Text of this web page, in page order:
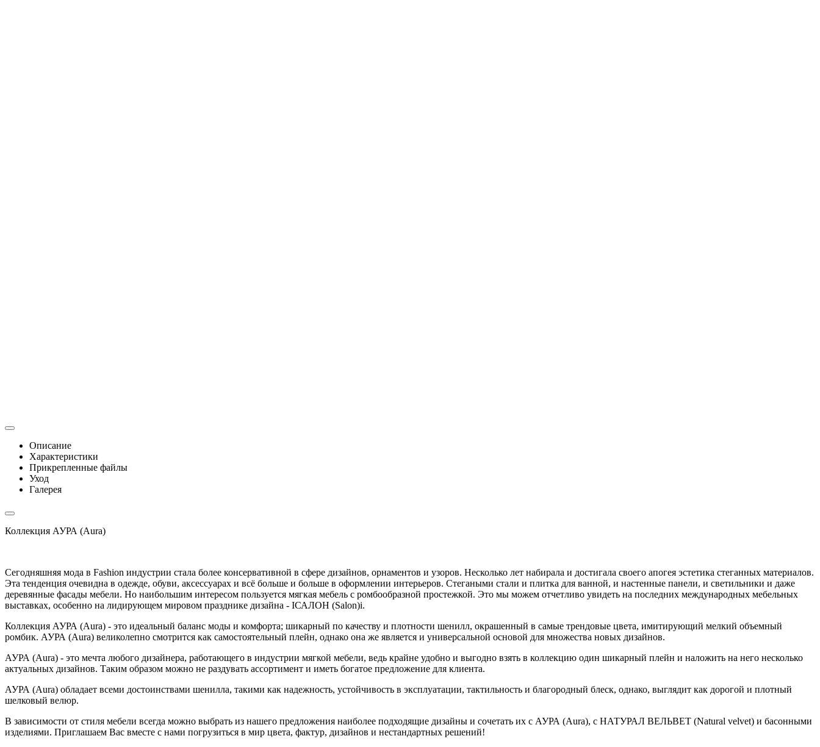
Описание
Характеристики
Прикрепленные файлы
Уход
Галерея
Коллекция АУРА (Aura)
Сегодняшняя мода в Fashion индустрии стала более консервативной в сфере дизайнов, орнаментов и узоров. Несколько лет набирала и достигала своего апогея эстетика стеганных материалов.
Эта тенденция очевидна в одежде, обуви, аксессуарах и всё больше и больше в оформлении интерьеров. Стегаными стали и плитка для ванной, и настенные панели, и светильники и даже
деревянные фасады мебели. Но наибольшим интересом пользуется мягкая мебель с ромбообразной простежкой. Это мы можем отчетливо увидеть на последних международных мебельных
выставках, особенно на лидирующем мировом празднике дизайна - IСАЛОН (Salon)i.
Коллекция АУРА (Aura) - это идеальный баланс моды и комфорта; шикарный по качеству и плотности шенилл, окрашенный в самые трендовые цвета, имитирующий мелкий объемный
ромбик. АУРА (Aura) великолепно смотрится как самостоятельный плейн, однако она же является и универсальной основой для множества новых дизайнов.
АУРА (Aura) - это мечта любого дизайнера, работающего в индустрии мягкой мебели, ведь крайне удобно и выгодно взять в коллекцию один шикарный плейн и наложить на него несколько
актуальных дизайнов. Таким образом можно не раздувать ассортимент и иметь богатое предложение для клиента.
АУРА (Aura) обладает всеми достоинствами шенилла, такими как надежность, устойчивость в эксплуатации, тактильность и благородный блеск, однако, выглядит как дорогой и плотный
шелковый велюр.
В зависимости от стиля мебели всегда можно выбрать из нашего предложения наиболее подходящие дизайны и сочетать их с АУРА (Aura), с НАТУРАЛ ВЕЛЬВЕТ (Natural velvet) и басонными
изделиями. Приглашаем Вас вместе с нами погрузиться в мир цвета, фактур, дизайнов и нестандартных решений!